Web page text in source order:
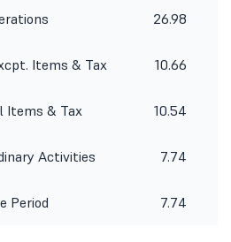
26.98
Items & Tax 10.66
Items & Tax 10.54
Activities 7.74
Period 7.74